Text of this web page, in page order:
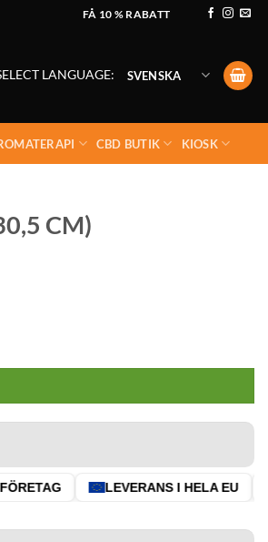
FÅ 10 % RABATT
LANGUAGE: SVENSKA
CBD BUTIK KIOSK
CM)
LEVERANS I HELA EU